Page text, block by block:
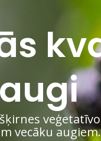
vecāku augiem.